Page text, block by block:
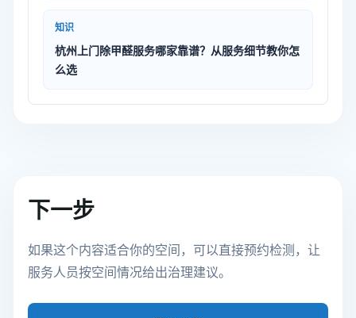
知识
杭州上门除甲醛服务哪家靠谱？从服务细节教你怎
么选
下一步
如果这个内容适合你的空间，可以直接预约检测，让
服务人员按空间情况给出治理建议。